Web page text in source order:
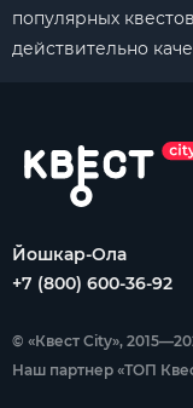
популярных
действительно
Йошкар-Ола
+7 (800) 600-36-92
© «Квест City»,
Наш партнер «ТОП